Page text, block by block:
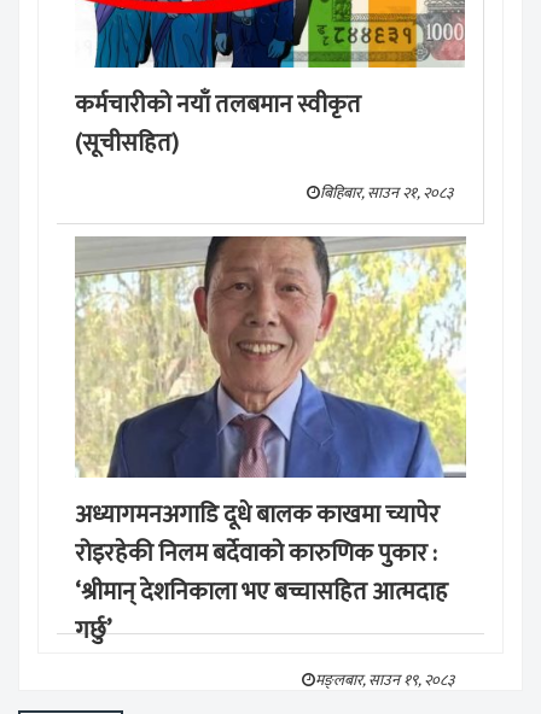
कर्मचारीको नयाँ तलबमान स्वीकृत
(सूचीसहित)
बिहिबार, साउन २१, २०८३
अध्यागमनअगाडि दूधे बालक काखमा च्यापेर
रोइरहेकी निलम बर्देवाको कारुणिक पुकार :
‘श्रीमान् देशनिकाला भए बच्चासहित आत्मदाह
गर्छु’
मङ्लबार, साउन १९, २०८३